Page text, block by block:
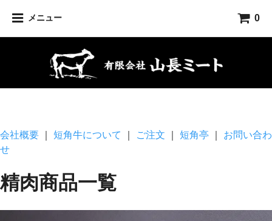
メニュー 0
会社概要 短角牛について ご注文 短角亭
お問い合わ
せ
精肉商品一覧